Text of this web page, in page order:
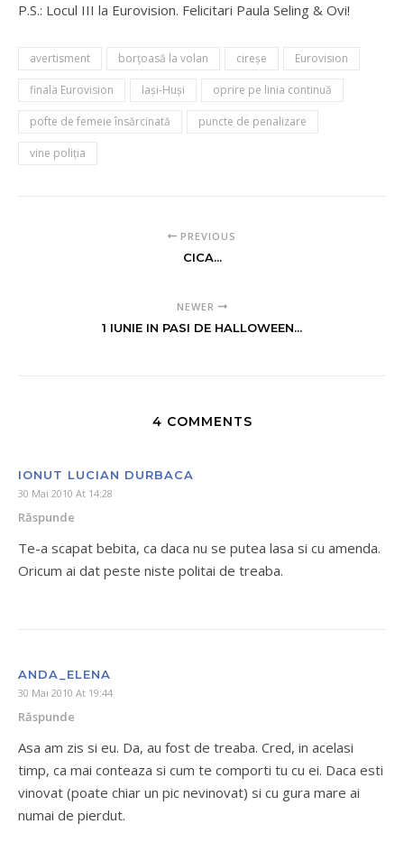
P.S.: Locul III la Eurovision. Felicitari Paula Seling & Ovi!
avertisment borțoasă la volan cireșe Eurovision
finala Eurovision Iași-Huși oprire pe linia continuă
pofte de femeie însărcinată puncte de penalizare
vine poliția
PREVIOUS
CICA...
NEWER
1 IUNIE IN PASI DE HALLOWEEN...
4 COMMENTS
IONUT LUCIAN DURBACA
30 Mai 2010 At 14:28
Răspunde
Te-a scapat bebita, ca daca nu se putea lasa si cu amenda.
Oricum ai dat peste niste politai de treaba.
ANDA_ELENA
30 Mai 2010 At 19:44
Răspunde
Asa am zis si eu. Da, au fost de treaba. Cred, in acelasi
timp, ca mai conteaza si cum te comporti tu cu ei. Daca esti
vinovat (poate chiar un pic nevinovat) si cu gura mare ai
numai de pierdut.